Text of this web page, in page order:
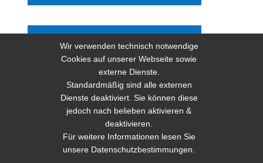
Presseberichte
Facebook
Kontakt Impressum Datenschutz
Wir verwenden technisch notwendige
Cookies auf unserer Webseite sowie
externe Dienste.
Standardmäßig sind alle externen
Dienste deaktiviert. Sie können diese
jedoch nach belieben aktivieren &
deaktivieren.
Für weitere Informationen lesen Sie
unsere Datenschutzbestimmungen